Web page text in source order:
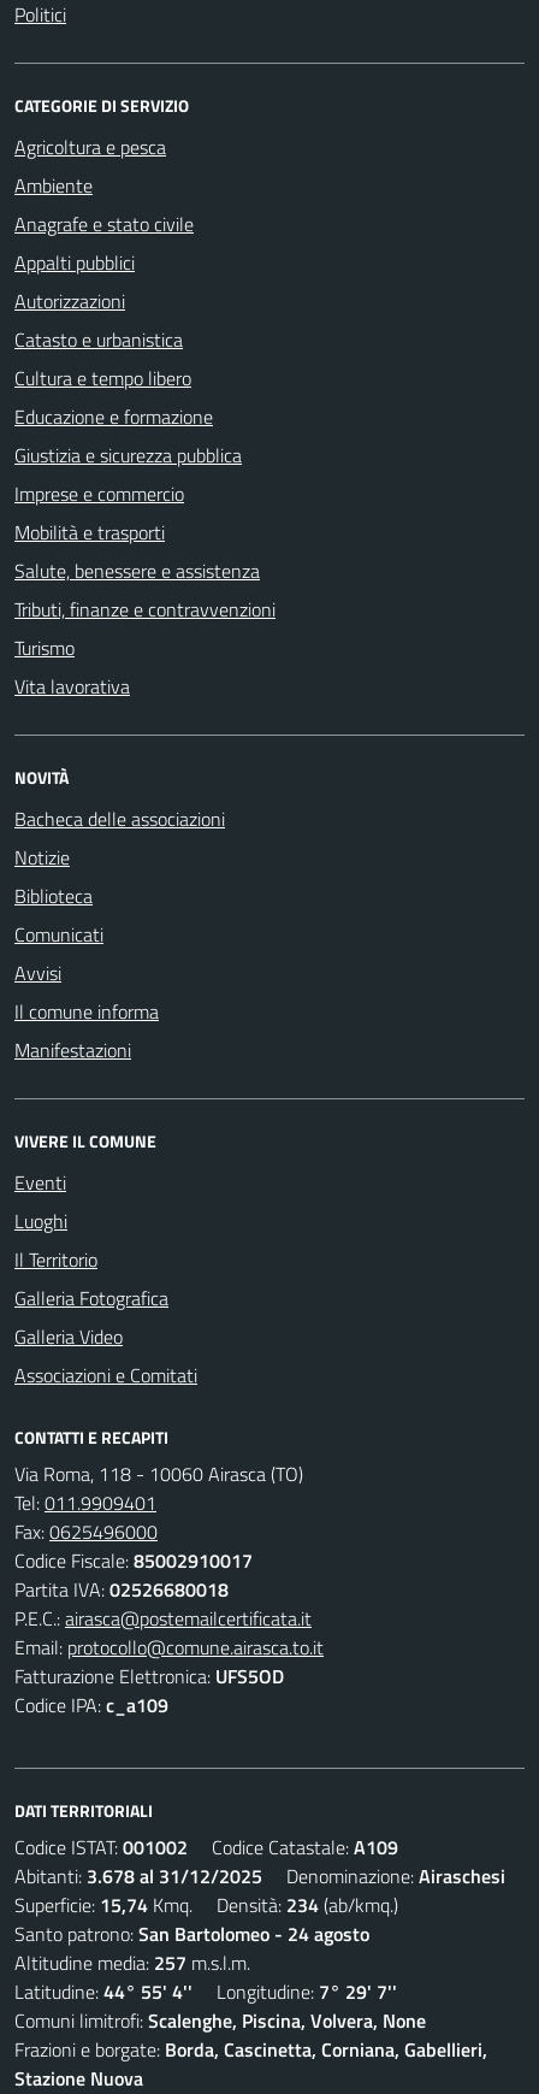
Politici
CATEGORIE DI SERVIZIO
Agricoltura e pesca
Ambiente
Anagrafe e stato civile
Appalti pubblici
Autorizzazioni
Catasto e urbanistica
Cultura e tempo libero
Educazione e formazione
Giustizia e sicurezza pubblica
Imprese e commercio
Mobilità e trasporti
Salute, benessere e assistenza
Tributi, finanze e contravvenzioni
Turismo
Vita lavorativa
NOVITÀ
Bacheca delle associazioni
Notizie
Biblioteca
Comunicati
Avvisi
Il comune informa
Manifestazioni
VIVERE IL COMUNE
Eventi
Luoghi
Il Territorio
Galleria Fotografica
Galleria Video
Associazioni e Comitati
CONTATTI E RECAPITI
Via Roma, 118 - 10060 Airasca (TO)
Tel:011.9909401
Fax:0625496000
Codice Fiscale:85002910017
Partita IVA:02526680018
P.E.C.:airasca@postemailcertificata.it
Email: protocollo@comune.airasca.to.it
Fatturazione Elettronica: UFS5OD
Codice IPA:c_a109
DATI TERRITORIALI
Codice ISTAT:001002 Codice Catastale:A109
Abitanti: 3.678 al 31/12/2025 Denominazione:Airaschesi
Superficie: 15,74 Kmq. Densità: 234(ab/kmq.)
Santo patrono:San Bartolomeo - 24 agosto
Altitudine media: 257 m.s.l.m.
Latitudine:44° 55' 4'' Longitudine: 7° 29' 7''
Comuni limitrofi:Scalenghe, Piscina, Volvera, None
Frazioni e borgate: Borda, Cascinetta, Corniana, Gabellieri,
Stazione Nuova